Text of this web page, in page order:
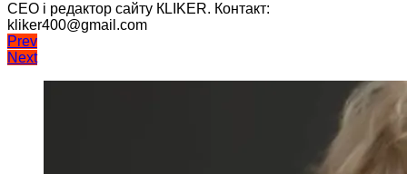
CEO і редактор сайту КLIKER. Контакт:
kliker400@gmail.com
Навігація
записів
Prev
Next